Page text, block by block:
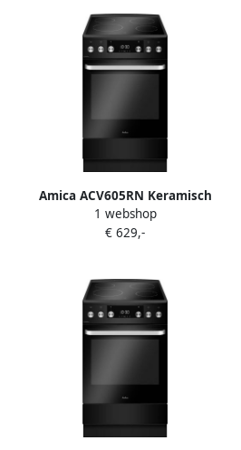
Amica ACV605RN Keramisch
Fornuis met aangesloten 2
Fasekabel Airfry 50 cm
1 webshop
€ 629,-